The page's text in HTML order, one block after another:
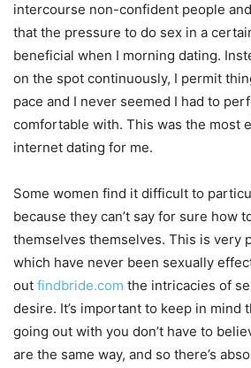
intercourse non-confident people
that the pressure to do sex in a
beneficial when I morning dating.
on the spot continuously, I permit
pace and I never seemed I had to
comfortable with. This was the most
internet dating for me.
Some women find it difficult to
because they can’t say for sure how
themselves themselves. This is very
which have never been sexually
out findbride.com the intricacies of
desire. It’s important to keep in mind
going out with you don’t have to
are the same way, and so there’s